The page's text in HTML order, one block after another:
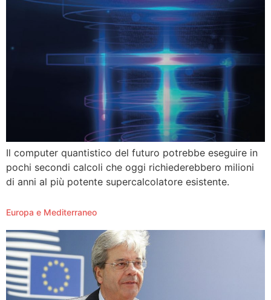
Il computer quantistico del futuro potrebbe eseguire in
pochi secondi calcoli che oggi richiederebbero milioni
di anni al più potente supercalcolatore esistente.
Europa e Mediterraneo